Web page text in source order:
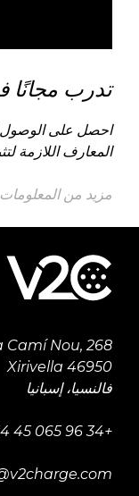
تدرب مجانًا
احصل على الوصول
المعارف اللازمة
مزيد من المعلومات
Camí Nou, 268
46950 Xirivella
فالنسيا، إسبانيا
+34 96 065 45 54